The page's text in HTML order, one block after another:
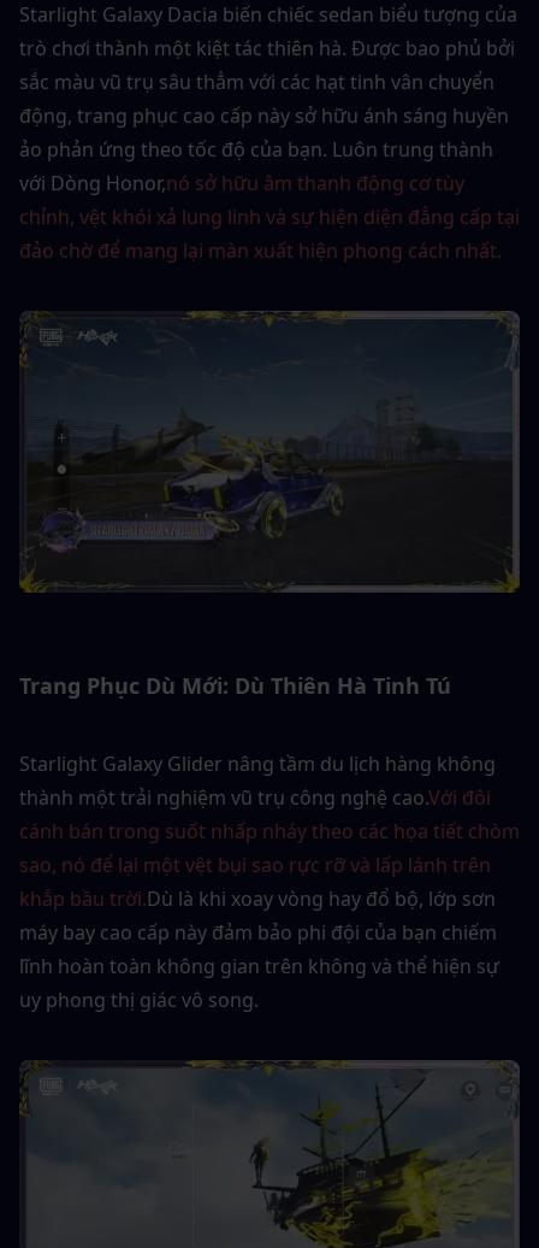
Starlight Galaxy Dacia biến chiếc sedan biểu tượng của
trò chơi thành một kiệt tác thiên hà. Được bao phủ bởi
sắc màu vũ trụ sâu thẳm với các hạt tinh vân chuyển
động, trang phục cao cấp này sở hữu ánh sáng huyền
ảo phản ứng theo tốc độ của bạn. Luôn trung thành
với Dòng Honor,nó sở hữu âm thanh động cơ tùy
chỉnh, vệt khói xả lung linh và sự hiện diện đẳng cấp tại
đảo chờ để mang lại màn xuất hiện phong cách nhất.
Trang Phục Dù Mới: Dù Thiên Hà Tinh Tú
Starlight Galaxy Glider nâng tầm du lịch hàng không
thành một trải nghiệm vũ trụ công nghệ cao.Với đôi
cánh bán trong suốt nhấp nháy theo các họa tiết chòm
sao, nó để lại một vệt bụi sao rực rỡ và lấp lánh trên
khắp bầu trời.Dù là khi xoay vòng hay đổ bộ, lớp sơn
máy bay cao cấp này đảm bảo phi đội của bạn chiếm
lĩnh hoàn toàn không gian trên không và thể hiện sự
uy phong thị giác vô song.